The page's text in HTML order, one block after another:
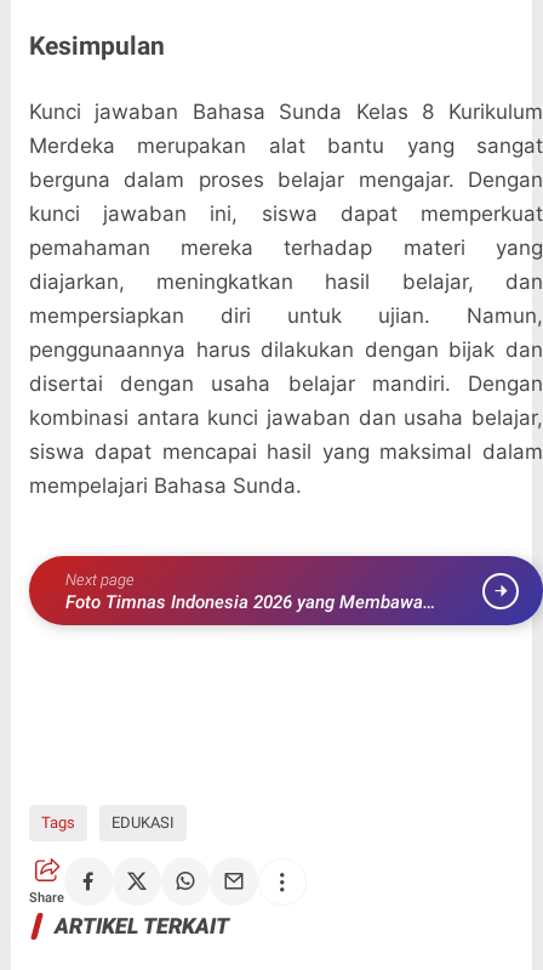
Kesimpulan
Kunci jawaban Bahasa Sunda Kelas 8 Kurikulum
Merdeka merupakan alat bantu yang sangat
berguna dalam proses belajar mengajar. Dengan
kunci jawaban ini, siswa dapat memperkuat
pemahaman mereka terhadap materi yang
diajarkan, meningkatkan hasil belajar, dan
mempersiapkan diri untuk ujian. Namun,
penggunaannya harus dilakukan dengan bijak dan
disertai dengan usaha belajar mandiri. Dengan
kombinasi antara kunci jawaban dan usaha belajar,
siswa dapat mencapai hasil yang maksimal dalam
mempelajari Bahasa Sunda.
Next page
Foto Timnas Indonesia 2026 yang Membawa
Harapan Bangsa dan Semangat Pecinta Sepak Bola
Tags EDUKASI
Share
ARTIKEL TERKAIT